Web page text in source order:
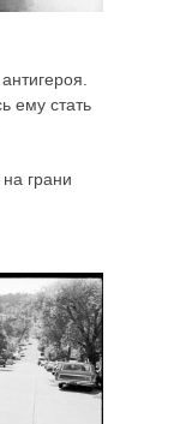
ему стать
грани